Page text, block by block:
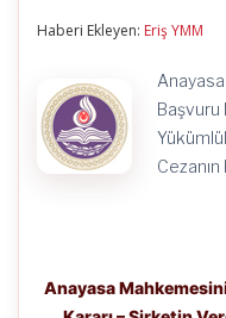
Haberi Ekleyen: Eriş YMM
Başvuru
Anayasa